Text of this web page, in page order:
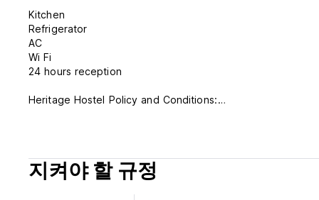
Kitchen
Refrigerator
AC
Wi Fi
24 hours reception
Heritage Hostel Policy and Conditions:
Cancellation Policy: 1 days before arrival. In case of a
Check in from 12.00 to 23.00
지켜야 할 규정